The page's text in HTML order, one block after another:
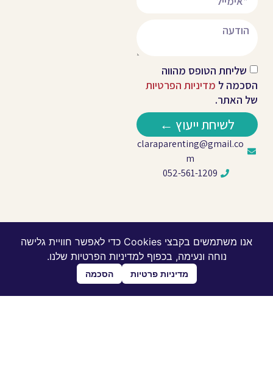
שליחת הטופס מהווה
הסכמה ל מדיניות הפרטיות
של האתר.
לשיחת ייעוץ ←
claraparenting@gmail.co
m
052-561-1209
אנו משתמשים בקבצי Cookies כדי לאפשר חוויית גלישה
נוחה ונעימה, בכפוף למדיניות הפרטיות שלנו.
מדיניות פרטיות הסכמה